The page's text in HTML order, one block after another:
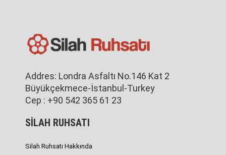
Addres: Londra Asfaltı No.146 Kat 2
Büyükçekmece-İstanbul-Turkey
Cep : +90 542 365 61 23
SİLAH RUHSATI
Silah Ruhsatı Hakkında